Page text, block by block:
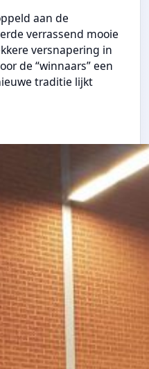
aan de
verrassend mooie
versnapering in
de “winnaars” een
traditie lijkt